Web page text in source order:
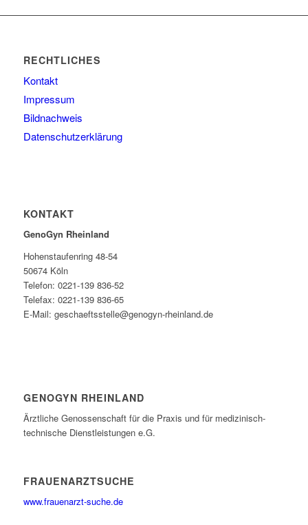
RECHTLICHES
Kontakt
Impressum
Bildnachweis
Datenschutzerklärung
KONTAKT
GenoGyn Rheinland
Hohenstaufenring 48-54
50674 Köln
Telefon: 0221-139 836-52
Telefax: 0221-139 836-65
E-Mail: geschaeftsstelle@genogyn-rheinland.de
GENOGYN RHEINLAND
Ärztliche Genossenschaft für die Praxis und für medizinisch-
technische Dienstleistungen e.G.
FRAUENARZTSUCHE
www.frauenarzt-suche.de